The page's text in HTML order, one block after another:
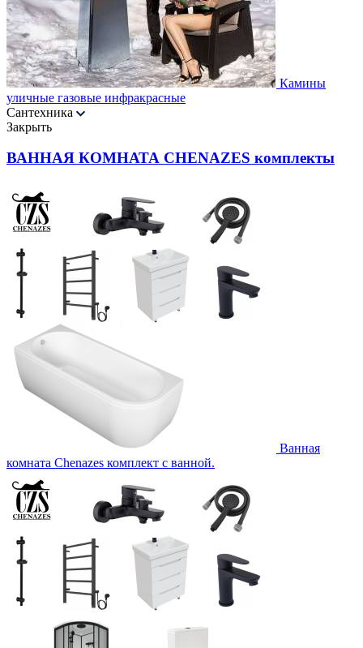
Камины
уличные газовые инфракрасные
Сантехника
Закрыть
ВАННАЯ КОМНАТА CHENAZES комплекты
Ванная
комната Chenazes комплект с ванной.